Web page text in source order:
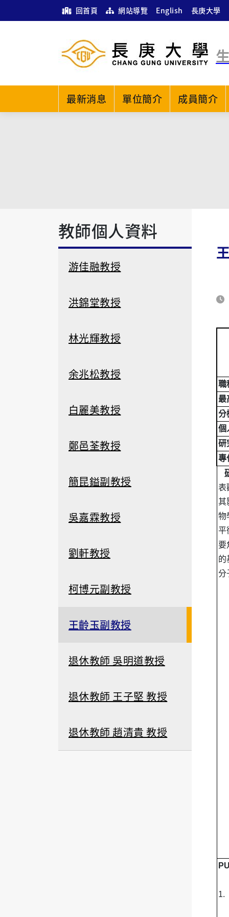
回首頁 網站導覽 English 長庚大學
最新消息 單位簡介 成員簡介
教師個人資料
游佳融教授
洪錦堂教授
林光輝教授
余兆松教授
白麗美教授
鄭邑荃教授
簡昆鎰副教授
吳嘉霖教授
劉軒教授
柯博元副教授
王齡玉副教授
退休教師 吳明道教授
退休教師 王子堅 教授
退休教師 趙清貴 教授
職
最
分
個
研
專
表
其
物
平
要
的
分
1.